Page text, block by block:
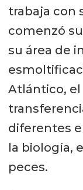
trabaja con
comenzó
su área de
Atlántico,
diferentes
la biología,
peces.